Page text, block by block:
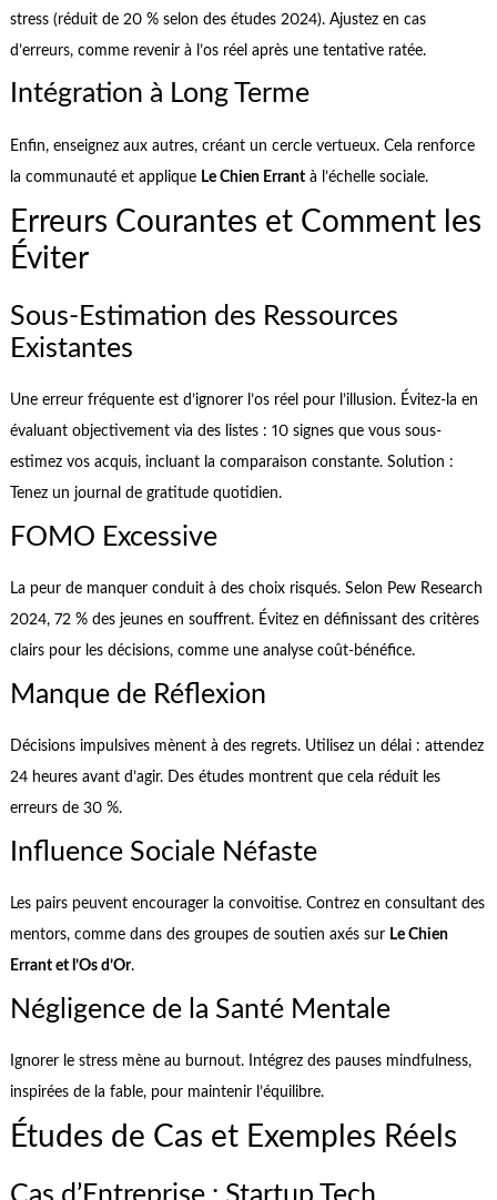
stress (réduit de 20 % selon des études 2024). Ajustez en cas
d’erreurs, comme revenir à l’os réel après une tentative ratée.
Intégration à Long Terme
Enfin, enseignez aux autres, créant un cercle vertueux. Cela renforce
la communauté et applique Le Chien Errantà l’échelle sociale.
Erreurs Courantes et Comment les
Éviter
Sous-Estimation des Ressources
Existantes
Une erreur fréquente est d’ignorer l’os réel pour l’illusion. Évitez-la en
évaluant objectivement via des listes : 10 signes que vous sous-
estimez vos acquis, incluant la comparaison constante. Solution :
Tenez un journal de gratitude quotidien.
FOMO Excessive
La peur de manquer conduit à des choix risqués. Selon Pew Research
2024, 72 % des jeunes en souffrent. Évitez en définissant des critères
clairs pour les décisions, comme une analyse coût-bénéfice.
Manque de Réflexion
Décisions impulsives mènent à des regrets. Utilisez un délai : attendez
24 heures avant d’agir. Des études montrent que cela réduit les
erreurs de 30 %.
Influence Sociale Néfaste
Les pairs peuvent encourager la convoitise. Contrez en consultant des
mentors, comme dans des groupes de soutien axés sur Le Chien
Errant et l’Os d’Or.
Négligence de la Santé Mentale
Ignorer le stress mène au burnout. Intégrez des pauses mindfulness,
inspirées de la fable, pour maintenir l’équilibre.
Études de Cas et Exemples Réels